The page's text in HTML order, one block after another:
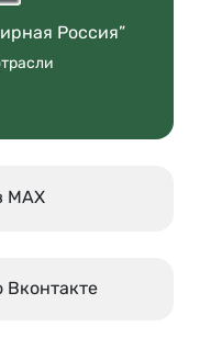
Россия”
МАХ